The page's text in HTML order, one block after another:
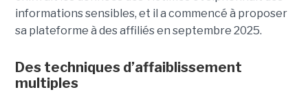
informations sensibles, et il a commencé à proposer
sa plateforme à des affiliés en septembre 2025.
Des techniques d’affaiblissement
multiples